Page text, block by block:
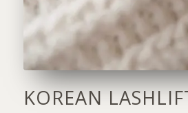
KOREAN